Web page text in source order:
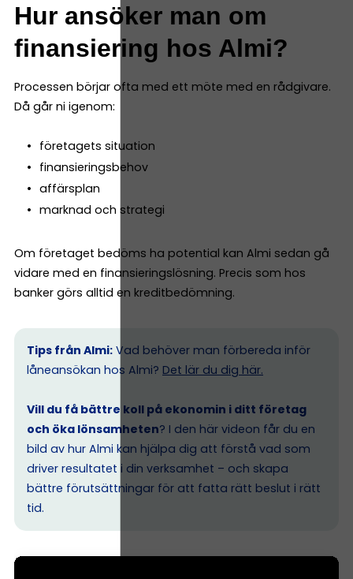
Hur ansöker man om
finansiering hos Almi?
Processen börjar ofta med ett möte med en rådgivare.
Då går ni igenom:
företagets situation
finansieringsbehov
affärsplan
marknad och strategi
Om företaget bedöms ha potential kan Almi sedan gå
vidare med en finansieringslösning. Precis som hos
banker görs alltid en kreditbedömning.
Tips från Almi: Vad behöver man förbereda inför
låneansökan hos Almi? Det lär du dig här.
Vill du få bättre koll på ekonomin i ditt företag
och öka lönsamheten? I den här videon får du en
bild av hur Almi kan hjälpa dig att förstå vad som
driver resultatet i din verksamhet – och skapa
bättre förutsättningar för att fatta rätt beslut i rätt
tid.